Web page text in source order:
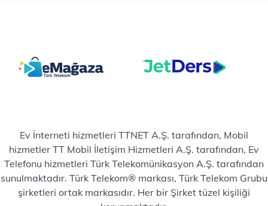
Ev İnterneti hizmetleri TTNET A.Ş. tarafından, Mobil
hizmetler TT Mobil İletişim Hizmetleri A.Ş. tarafından, Ev
Telefonu hizmetleri Türk Telekomünikasyon A.Ş. tarafından
sunulmaktadır. Türk Telekom® markası, Türk Telekom Grubu
şirketleri ortak markasıdır. Her bir Şirket tüzel kişiliği